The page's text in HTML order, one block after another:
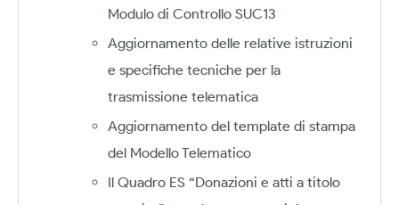
Modulo di Controllo SUC13
Aggiornamento delle relative istruzioni
e specifiche tecniche per la
trasmissione telematica
Aggiornamento del template di stampa
del Modello Telematico
Il Quadro ES “Donazioni e atti a titolo